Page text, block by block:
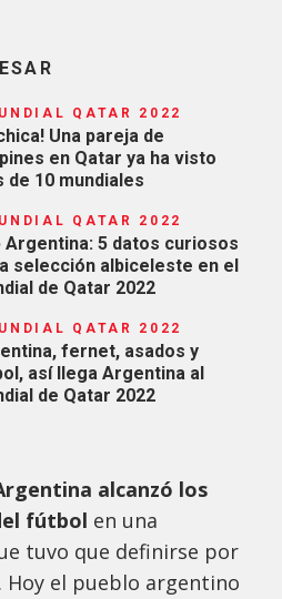
QATAR 2022
Una pareja de
en Qatar ya ha visto
de 10 mundiales
QATAR 2022
Argentina: 5 datos curiosos
selección albiceleste en el
de Qatar 2022
QATAR 2022
fernet, asados y
así llega Argentina al
de Qatar 2022
alcanzó los
fútbol en una
tuvo que definirse por
Hoy el pueblo argentino